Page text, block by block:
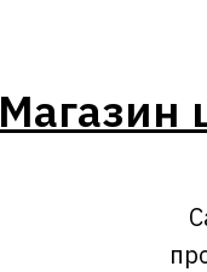
Магазин